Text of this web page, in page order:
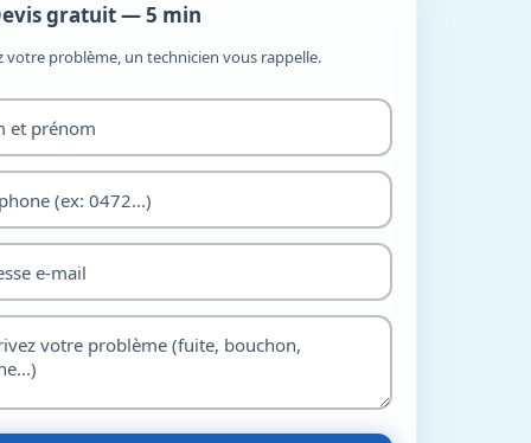
gratuit — 5 min
votre problème, un technicien vous rappelle.